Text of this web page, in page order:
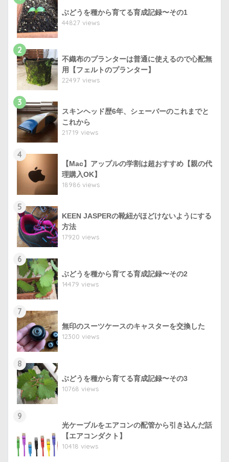
ぶどうを種から育てる育成記録〜その1
44827 views
2
不織布のプランターは普通に使えるので心配無
用【フェルトのプランター】
22497 views
3
スキンヘッド歴6年、シェーバーのこれまでと
これから
21719 views
4
【Mac】アップルの学割は超おすすめ【親の代
理購入OK】
18986 views
5
KEEN JASPERの靴紐がほどけないようにする
方法
17920 views
6
ぶどうを種から育てる育成記録〜その2
14479 views
7
無印のスーツケースのキャスターを交換した
12300 views
8
ぶどうを種から育てる育成記録〜その3
10768 views
9
光ケーブルをエアコンの配管から引き込んだ話
【エアコンダクト】
10418 views